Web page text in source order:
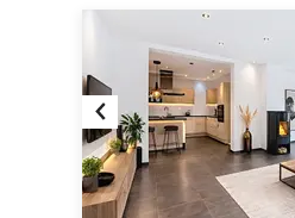
Previous